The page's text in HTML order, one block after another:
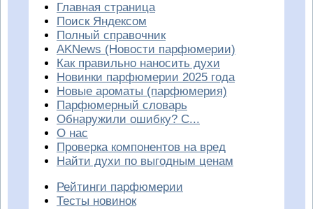
Главная страница
Поиск Яндексом
Полный справочник
AKNews (Новости парфюмерии)
Как правильно наносить духи
Новинки парфюмерии 2025 года
Новые ароматы (парфюмерия)
Парфюмерный словарь
Обнаружили ошибку? С...
О нас
Проверка компонентов на вред
Найти духи по выгодным ценам
Рейтинги парфюмерии
Тесты новинок